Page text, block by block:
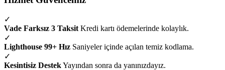
✓
Vade Farksız 3 Taksit Kredi kartı ödemelerinde kolaylık.
✓
Lighthouse 99+ Hız Saniyeler içinde açılan temiz kodlama.
✓
Kesintisiz DestekYayından sonra da yanınızdayız.